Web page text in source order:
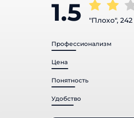
1.5 "Плохо", 242
Профессионализм
Цена
Понятность
Удобство